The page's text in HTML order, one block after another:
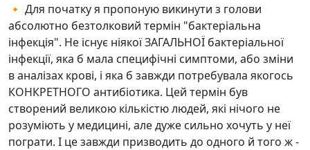
🔸 Для початку я пропоную викинути з голови
абсолютно безтолковий термін "бактеріальна
інфекція". Не існує ніякої ЗАГАЛЬНОЇ бактеріальної
інфекції, яка б мала специфічні симптоми, або зміни
в аналізах крові, і яка б завжди потребувала якогось
КОНКРЕТНОГО антибіотика. Цей термін був
створений великою кількістю людей, які нічого не
розуміють у медицині, але дуже сильно хочуть у неї
пограти. І це завжди призводить до одного й того ж -